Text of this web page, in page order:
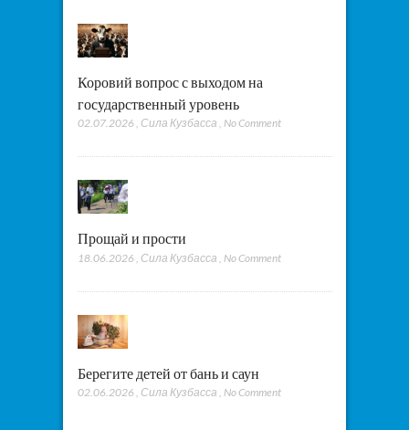
Коровий вопрос с выходом на
государственный уровень
02.07.2026 , Сила Кузбасса , No Comment
Прощай и прости
18.06.2026 Сила Кузбасса No Comment
Берегите детей от бань и саун
02.06.2026 , Сила Кузбасса , No Comment